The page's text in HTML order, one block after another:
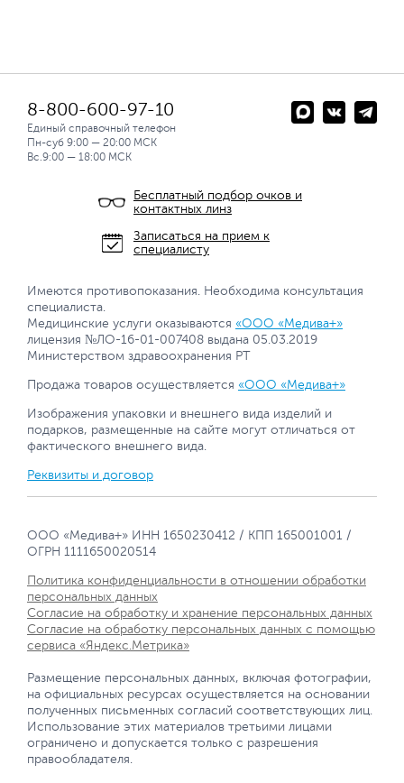
8-800-600-97-10
Единый справочный телефон
Пн-суб 9:00 — 20:00 МСК
Вс.9:00 — 18:00 МСК
Бесплатный подбор очков и
контактных линз
Записаться на прием к
специалисту
Имеются противопоказания. Необходима консультация
специалиста.
Медицинские услуги оказываются «ООО «Медива+»
лицензия №ЛО-16-01-007408 выдана 05.03.2019
Министерством здравоохранения РТ
Продажа товаров осуществляется «ООО «Медива+»
Изображения упаковки и внешнего вида изделий и
подарков, размещенные на сайте могут отличаться от
фактического внешнего вида.
Реквизиты и договор
ООО «Медива+» ИНН 1650230412 / КПП 165001001 /
ОГРН 1111650020514
Политика конфиденциальности в отношении обработки
персональных данных
Согласие на обработку и хранение персональных данных
Согласие на обработку персональных данных с помощью
сервиса «Яндекс.Метрика»
Размещение персональных данных, включая фотографии,
на официальных ресурсах осуществляется на основании
полученных письменных согласий соответствующих лиц.
Использование этих материалов третьими лицами
ограничено и допускается только с разрешения
правообладателя.